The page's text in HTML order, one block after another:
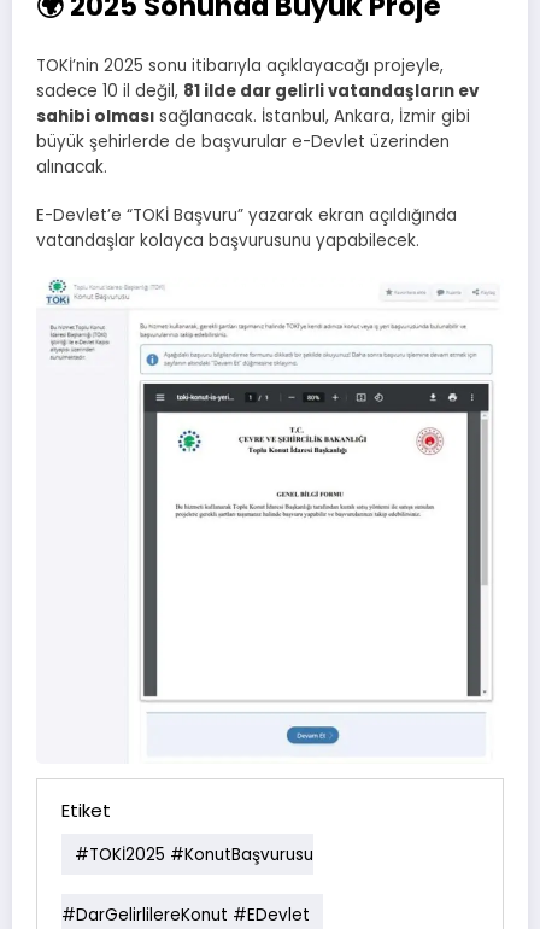
TOKİ’nin 2025 sonu itibarıyla açıklayacağı projeyle,
sadece 10 il değil, 81 ilde dar gelirli vatandaşların ev
sahibi olması sağlanacak. İstanbul, Ankara, İzmir gibi
büyük şehirlerde de başvurular e-Devlet üzerinden
alınacak.
E-Devlet’e “TOKİ Başvuru” yazarak ekran açıldığında
vatandaşlar kolayca başvurusunu yapabilecek.
Etiket
#TOKİ2025 #KonutBaşvurusu
#DarGelirlilereKonut #EDevlet